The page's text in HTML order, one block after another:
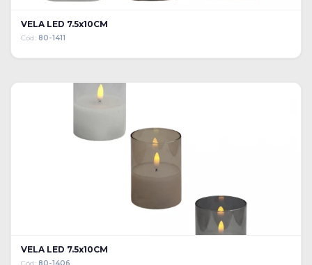
VELA LED 7.5x10CM
Cód: 80-1411
VELA LED 7.5x10CM
Cód: 80-1406